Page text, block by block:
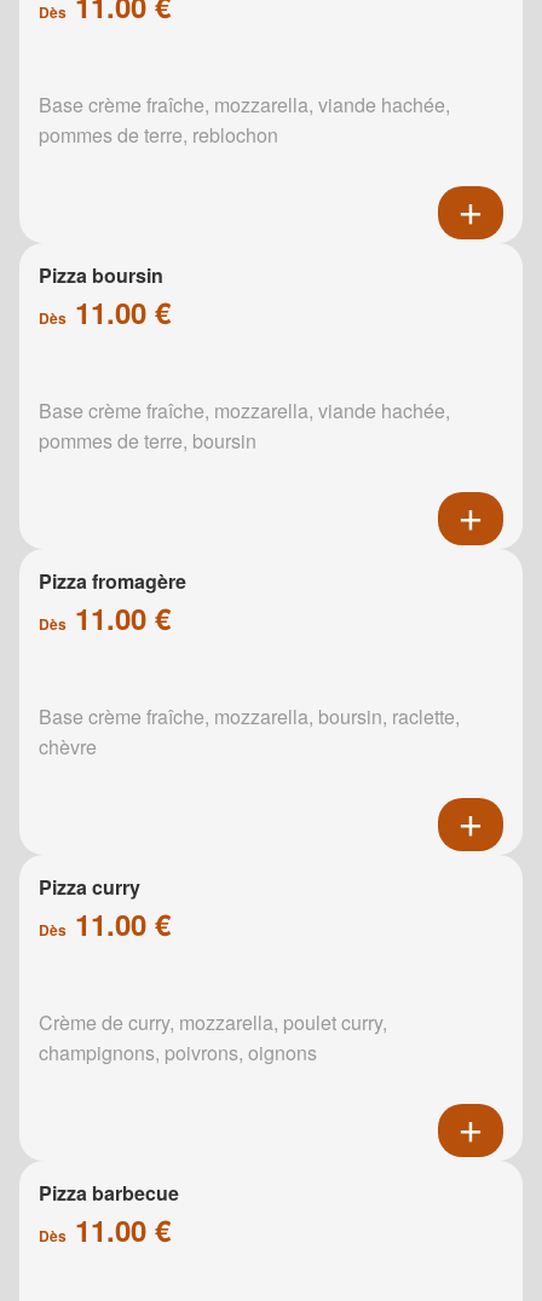
Dès
Base crème fraîche, mozzarella, viande hachée,
pommes de terre, reblochon
Pizza boursin
Dès 11.00 €
Base crème fraîche, mozzarella, viande hachée,
pommes de terre, boursin
Pizza fromagère
Dès 11.00 €
Base crème fraîche, mozzarella, boursin, raclette,
chèvre
Pizza curry
Dès 11.00 €
Crème de curry, mozzarella, poulet curry,
champignons, poivrons, oignons
Pizza barbecue
Dès 11.00 €